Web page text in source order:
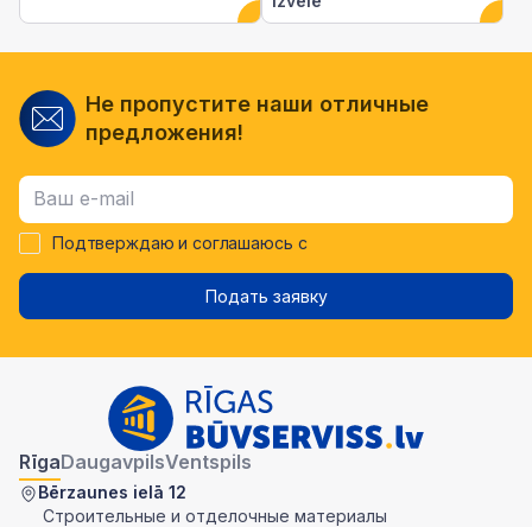
Не пропустите наши отличные
предложения!
Подтверждаю и соглашаюсь с
Подать заявку
RīgaDaugavpilsVentspils
Bērzaunes ielā 12
Строительные и отделочные материалы